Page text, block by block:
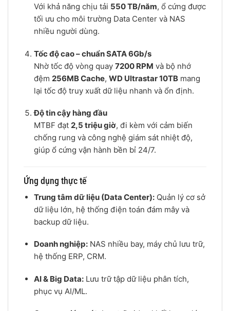
Với khả năng chịu tải 550 TB/năm, ổ cứng được
tối ưu cho môi trường Data Center và NAS
nhiều người dùng.
Tốc độ cao – chuẩn SATA 6Gb/s
Nhờ tốc độ vòng quay 7200 RPM và bộ nhớ
đệm 256MB Cache, WD Ultrastar 10TBmang
lại tốc độ truy xuất dữ liệu nhanh và ổn định.
Độ tin cậy hàng đầu
MTBF đạt 2,5 triệu giờ, đi kèm với cảm biến
chống rung và công nghệ giám sát nhiệt độ,
giúp ổ cứng vận hành bền bỉ 24/7.
Ứng dụng thực tế
Trung tâm dữ liệu (Data Center):Quản lý cơ sở
dữ liệu lớn, hệ thống điện toán đám mây và
backup dữ liệu.
Doanh nghiệp:NAS nhiều bay, máy chủ lưu trữ,
hệ thống ERP, CRM.
AI & Big Data:Lưu trữ tập dữ liệu phân tích,
phục vụ AI/ML.